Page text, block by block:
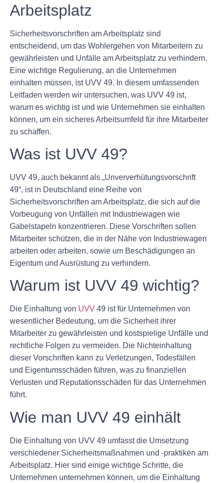
Arbeitsplatz
Sicherheitsvorschriften am Arbeitsplatz sind
entscheidend, um das Wohlergehen von Mitarbeitern zu
gewährleisten und Unfälle am Arbeitsplatz zu verhindern.
Eine wichtige Regulierung, an die Unternehmen
einhalten müssen, ist UVV 49. In diesem umfassenden
Leitfaden werden wir untersuchen, was UVV 49 ist,
warum es wichtig ist und wie Unternehmen sie einhalten
können, um ein sicheres Arbeitsumfeld für ihre Mitarbeiter
zu schaffen.
Was ist UVV 49?
UVV 49, auch bekannt als „Unververhütungsvorschrift
49“, ist in Deutschland eine Reihe von
Sicherheitsvorschriften am Arbeitsplatz, die sich auf die
Vorbeugung von Unfällen mit Industriewagen wie
Gabelstapeln konzentrieren. Diese Vorschriften sollen
Mitarbeiter schützen, die in der Nähe von Industriewagen
arbeiten oder arbeiten, sowie um Beschädigungen an
Eigentum und Ausrüstung zu verhindern.
Warum ist UVV 49 wichtig?
Die Einhaltung von UVV 49 ist für Unternehmen von
wesentlicher Bedeutung, um die Sicherheit ihrer
Mitarbeiter zu gewährleisten und kostspielige Unfälle und
rechtliche Folgen zu vermeiden. Die Nichteinhaltung
dieser Vorschriften kann zu Verletzungen, Todesfällen
und Eigentumsschäden führen, was zu finanziellen
Verlusten und Reputationsschäden für das Unternehmen
führt.
Wie man UVV 49 einhält
Die Einhaltung von UVV 49 umfasst die Umsetzung
verschiedener Sicherheitsmaßnahmen und -praktiken am
Arbeitsplatz. Hier sind einige wichtige Schritte, die
Unternehmen unternehmen können, um die Einhaltung